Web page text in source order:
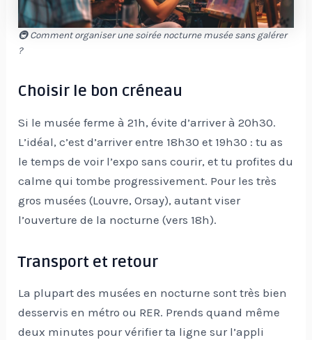
🚇 Comment organiser une soirée nocturne musée sans galérer
?
Choisir le bon créneau
Si le musée ferme à 21h, évite d’arriver à 20h30.
L’idéal, c’est d’arriver entre 18h30 et 19h30 : tu as
le temps de voir l’expo sans courir, et tu profites du
calme qui tombe progressivement. Pour les très
gros musées (Louvre, Orsay), autant viser
l’ouverture de la nocturne (vers 18h).
Transport et retour
La plupart des musées en nocturne sont très bien
desservis en métro ou RER. Prends quand même
deux minutes pour vérifier ta ligne sur l’appli